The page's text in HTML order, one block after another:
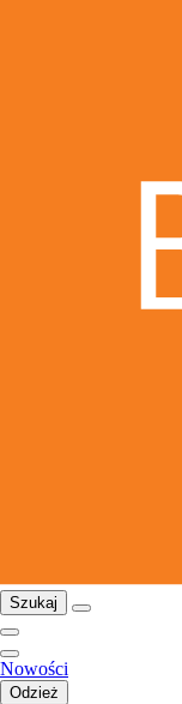
Szukaj
Nowości
Odzież